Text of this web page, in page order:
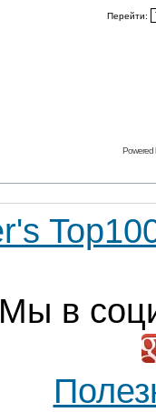
Перейти:
Powered
Мы в